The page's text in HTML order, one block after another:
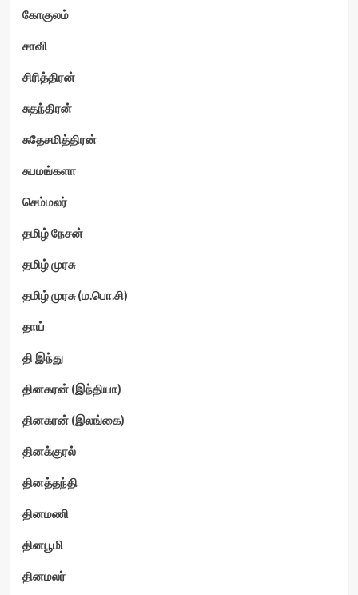
கோகுலம்
சாவி
சிரித்திரன்
சுதந்திரன்
சுதேசமித்திரன்
சுபமங்களா
செம்மலர்
தமிழ் நேசன்
தமிழ் முரசு
தமிழ் முரசு (ம.பொ.சி)
தாய்
தி இந்து
தினகரன் (இந்தியா)
தினகரன் (இலங்கை)
தினக்குரல்
தினத்தந்தி
தினமணி
தினபூமி
தினமலர்